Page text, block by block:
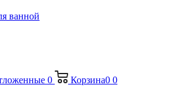
ванной
0 Корзина0 0